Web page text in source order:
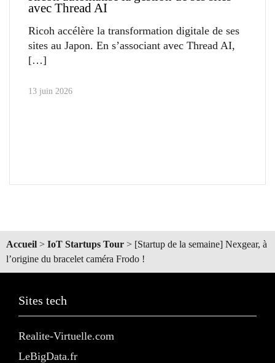
avec Thread AI
Ricoh accélère la transformation digitale de ses
sites au Japon. En s’associant avec Thread AI,
13 juin 2026
Accueil > IoT Startups Tour > [Startup de la semaine] Nexgear, à
l’origine du bracelet caméra Frodo !
Sites tech
Realite-Virtuelle.com
LeBigData.fr